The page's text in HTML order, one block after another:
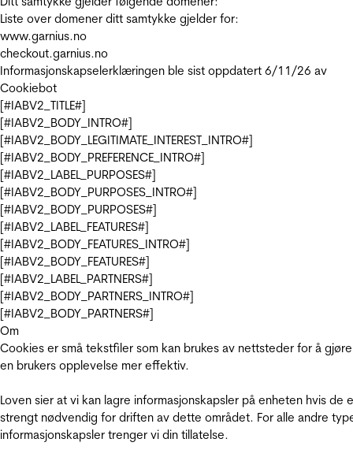
Liste over domener ditt samtykke gjelder for:
www.garnius.no
checkout.garnius.no
Informasjonskapselerklæringen ble sist oppdatert 6/11/26 av
Cookiebot
[#IABV2_TITLE#]
[#IABV2_BODY_INTRO#]
[#IABV2_BODY_LEGITIMATE_INTEREST_INTRO#]
[#IABV2_BODY_PREFERENCE_INTRO#]
[#IABV2_LABEL_PURPOSES#]
[#IABV2_BODY_PURPOSES_INTRO#]
[#IABV2_BODY_PURPOSES#]
[#IABV2_LABEL_FEATURES#]
[#IABV2_BODY_FEATURES_INTRO#]
[#IABV2_BODY_FEATURES#]
[#IABV2_LABEL_PARTNERS#]
[#IABV2_BODY_PARTNERS_INTRO#]
[#IABV2_BODY_PARTNERS#]
Om
Cookies er små tekstfiler som kan brukes av nettsteder for å gjøre
en brukers opplevelse mer effektiv.
Loven sier at vi kan lagre informasjonskapsler på enheten hvis de
strengt nødvendig for driften av dette området. For alle andre
informasjonskapsler trenger vi din tillatelse.